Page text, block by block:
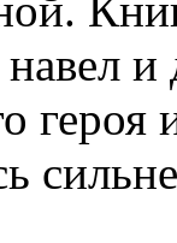
и